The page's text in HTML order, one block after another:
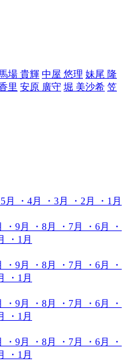
場 貴輝 中屋 悠理 妹尾 隆
里 安原 廣守 堀 美沙希 笠
5月 ・4月 ・3月 ・2月
・1月
・9月 ・8月 ・7月 ・6月
・
・1月
・9月 ・8月 ・7月 ・6月
・
・1月
・9月 ・8月 ・7月 ・6月
・
・1月
・9月 ・8月 ・7月 ・6月
・
・1月